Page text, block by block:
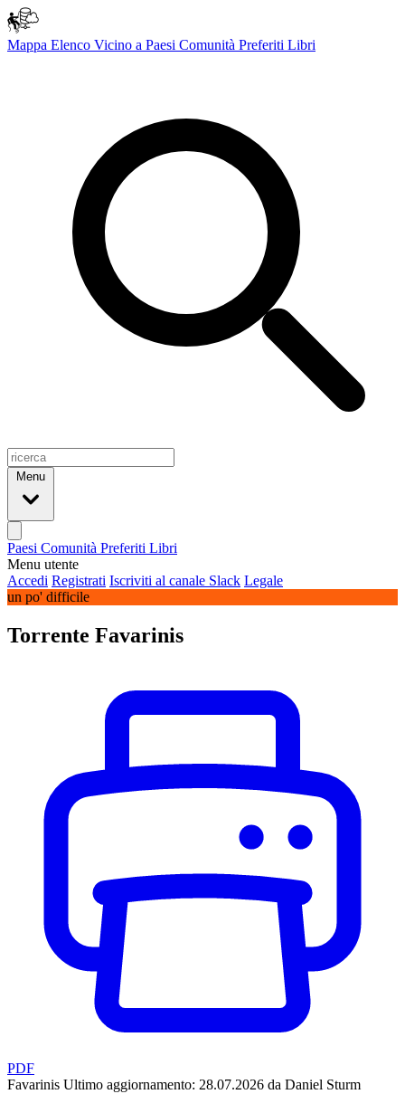
Mappa Elenco Vicino a Paesi Comunità Preferiti Libri
Menu
Paesi Comunità Preferiti Libri
Menu utente
Accedi Registrati Iscriviti al canale Slack Legale
un po' difficile
Torrente Favarinis
PDF
Favarinis Ultimo aggiornamento: 28.07.2026 da Daniel Sturm